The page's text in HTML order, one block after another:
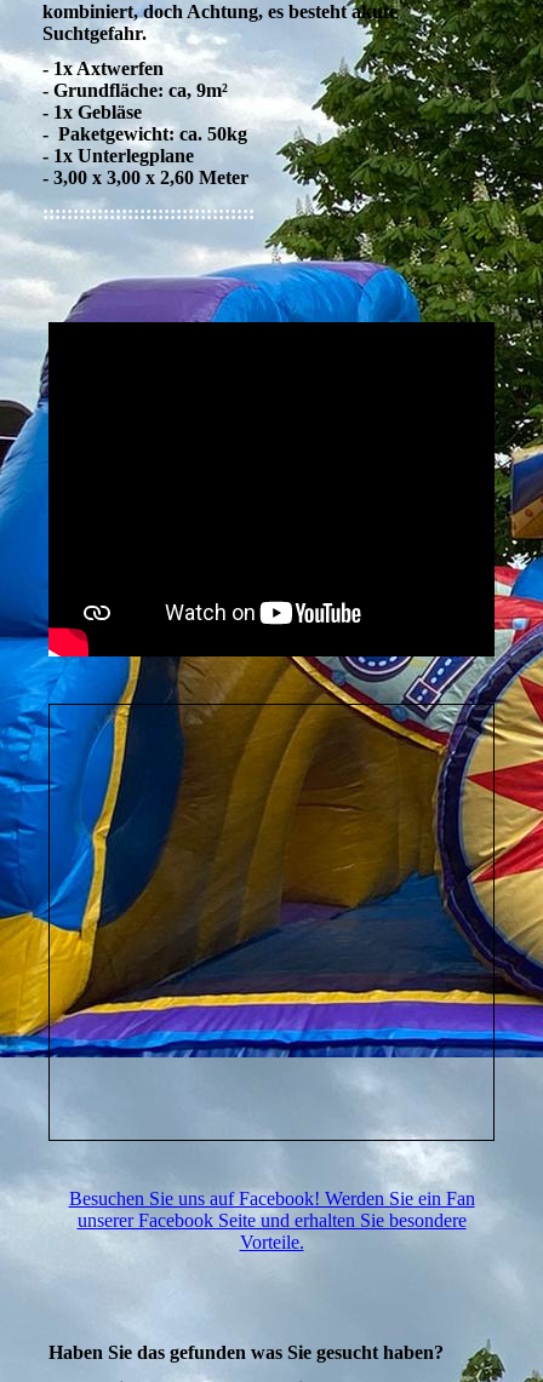
kombiniert, doch Achtung, es besteht akute
Suchtgefahr.
- 1x Axtwerfen
- Grundfläche: ca, 9m²
- 1x Gebläse
- Paketgewicht: ca. 50kg
- 1x Unterlegplane
- 3,00 x 3,00 x 2,60 Meter
:::::::::::::::::::::::::::::::::::
Besuchen Sie uns auf Facebook! Werden Sie ein Fan
unserer Facebook Seite und erhalten Sie besondere
Vorteile.
Haben Sie das gefunden was Sie gesucht haben?